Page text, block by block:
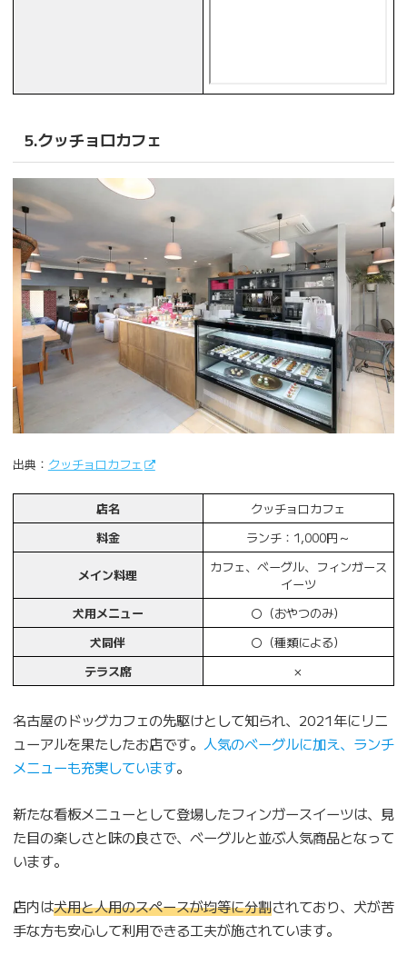
5.クッチョロカフェ
出典： クッチョロカフェ
店名
クッチョロカフェ
料金
ランチ：1,000円～
メイン料理
カフェ、ベーグル、フィンガース
イーツ
犬用メニュー
〇（おやつのみ）
犬同伴
〇（種類による）
テラス席
×
名古屋のドッグカフェの先駆けとして知られ、2021年にリニ
ューアルを果たしたお店です。 人気のベーグルに加え、ランチ
メニューも充実しています。
新たな看板メニューとして登場したフィンガースイーツは、見
た目の楽しさと味の良さで、ベーグルと並ぶ人気商品となって
います。
店内は犬用と人用のスペースが均等に分割されており、犬が苦
手な方も安心して利用できる工夫が施されています。